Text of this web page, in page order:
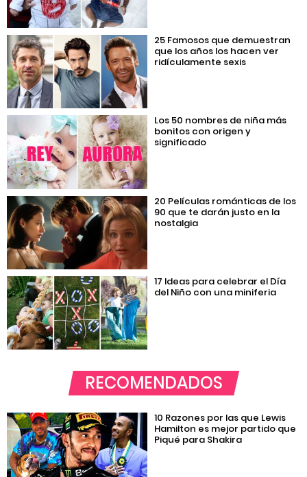
25 Famosos que demuestran
que los años los hacen ver
ridículamente sexis
Los 50 nombres de niña más
bonitos con origen y
significado
20 Películas románticas de los
90 que te darán justo en la
nostalgia
17 Ideas para celebrar el Día
del Niño con una miniferia
RECOMENDADOS
10 Razones por las que Lewis
Hamilton es mejor partido que
Piqué para Shakira